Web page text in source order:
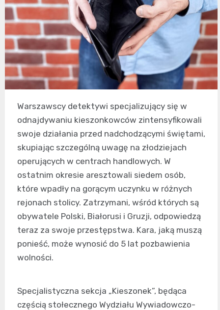
Warszawscy detektywi specjalizujący się w
odnajdywaniu kieszonkowców zintensyfikowali
swoje działania przed nadchodzącymi świętami,
skupiając szczególną uwagę na złodziejach
operujących w centrach handlowych. W
ostatnim okresie aresztowali siedem osób,
które wpadły na gorącym uczynku w różnych
rejonach stolicy. Zatrzymani, wśród których są
obywatele Polski, Białorusi i Gruzji, odpowiedzą
teraz za swoje przestępstwa. Kara, jaką muszą
ponieść, może wynosić do 5 lat pozbawienia
wolności.
Specjalistyczna sekcja „Kieszonek”, będąca
częścią stołecznego Wydziału Wywiadowczo-